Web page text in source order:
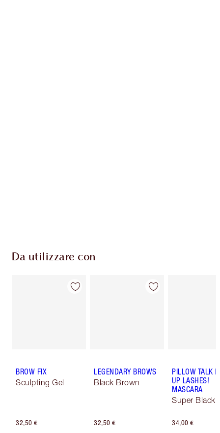
Da utilizzare con
BROW FIX
Sculpting Gel
32,50 €
LEGENDARY BROWS
Black Brown
32,50 €
PILLOW TALK
UP LASHES!
MASCARA
Super Black
34,00 €